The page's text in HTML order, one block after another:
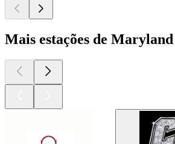
Mais estações de Maryland